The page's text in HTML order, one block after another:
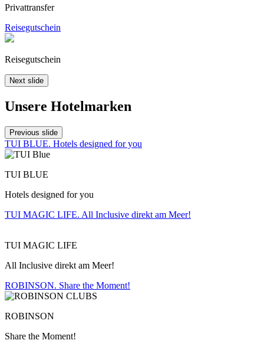
Privattransfer
Reisegutschein
Reisegutschein
Next slide
Unsere Hotelmarken
Previous slide
TUI BLUE. Hotels designed for you
TUI BLUE
Hotels designed for you
TUI MAGIC LIFE. All Inclusive direkt am Meer!
TUI MAGIC LIFE
All Inclusive direkt am Meer!
ROBINSON. Share the Moment!
ROBINSON
Share the Moment!